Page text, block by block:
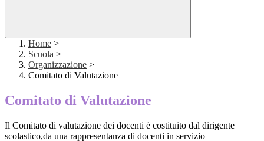
Home >
Scuola >
Organizzazione >
Comitato di Valutazione
Comitato di Valutazione
Il Comitato di valutazione dei docenti è costituito dal dirigente
scolastico,da una rappresentanza di docenti in servizio